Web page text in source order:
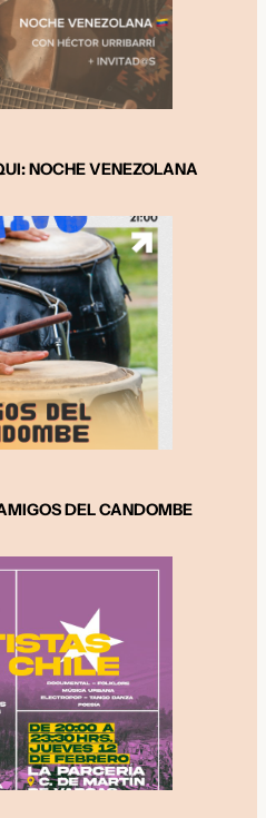
NOCHE VENEZOLANA
DEL CANDOMBE